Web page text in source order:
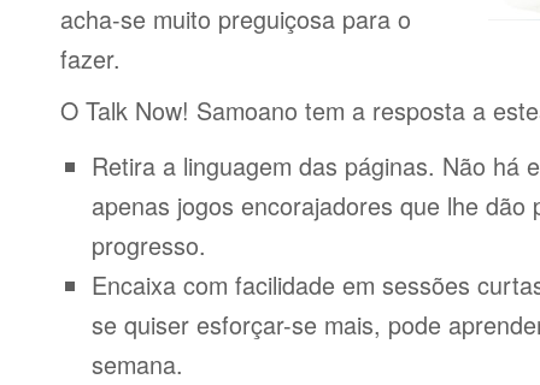
acha-se muito preguiçosa para o
fazer.
O Talk Now! Samoano tem a resposta a
Retira a linguagem das páginas. Não há
apenas jogos encorajadores que lhe dão
progresso.
Encaixa com facilidade em sessões
se quiser esforçar-se mais, pode
semana.